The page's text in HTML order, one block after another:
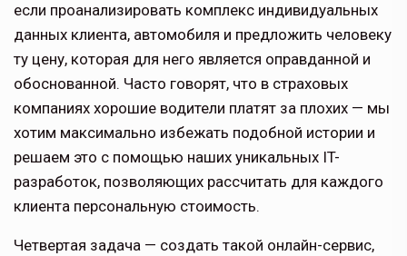
если проанализировать комплекс индивидуальных
данных клиента, автомобиля и предложить человеку
ту цену, которая для него является оправданной и
обоснованной. Часто говорят, что в страховых
компаниях хорошие водители платят за плохих — мы
хотим максимально избежать подобной истории и
решаем это с помощью наших уникальных IT-
разработок, позволяющих рассчитать для каждого
клиента персональную стоимость.
Четвертая задача — создать такой онлайн-сервис,